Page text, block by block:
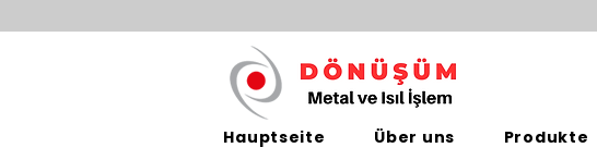
Hauptseite Über uns Produkte